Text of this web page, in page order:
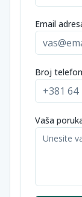
Email
Broj
Vaša